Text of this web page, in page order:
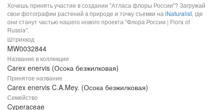
Хочешь принять участие в создании "Атласа флоры России"? Загружай
свои фотографии растений в природе и точку съемки на iNaturalist, где
они станут частью нашего нового проекта "Флора России | Flora of
Russia".
Штрихкод
MW0032844
Название в коллекции
Carex enervis (Осока безжилковая)
Принятое название
Carex enervis C.A.Mey. (Осока безжилковая)
Семейство
Cyperaceae